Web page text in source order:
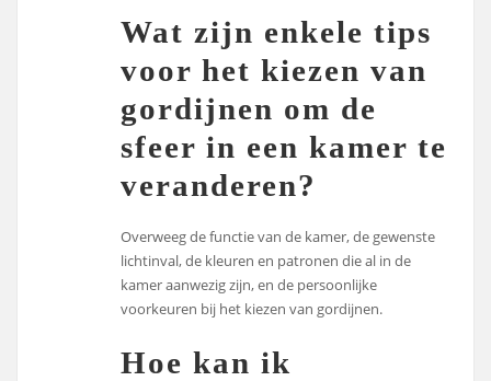
Wat zijn enkele tips
voor het kiezen van
gordijnen om de
sfeer in een kamer te
veranderen?
Overweeg de functie van de kamer, de gewenste
lichtinval, de kleuren en patronen die al in de
kamer aanwezig zijn, en de persoonlijke
voorkeuren bij het kiezen van gordijnen.
Hoe kan ik